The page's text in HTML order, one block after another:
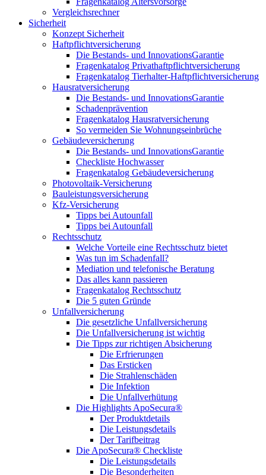
Vergleichsrechner
Sicherheit
Konzept Sicherheit
Haftpflichtversicherung
Die Bestands- und InnovationsGarantie
Fragenkatalog Privathaftpflichtversicherung
Fragenkatalog Tierhalter-Haftpflichtversicherung
Hausratversicherung
Die Bestands- und InnovationsGarantie
Schadenprävention
Fragenkatalog Hausratversicherung
So vermeiden Sie Wohnungseinbrüche
Gebäudeversicherung
Die Bestands- und InnovationsGarantie
Checkliste Hochwasser
Fragenkatalog Gebäudeversicherung
Photovoltaik-Versicherung
Bauleistungsversicherung
Kfz-Versicherung
Tipps bei Autounfall
Tipps bei Autounfall
Rechtsschutz
Welche Vorteile eine Rechtsschutz bietet
Was tun im Schadenfall?
Mediation und telefonische Beratung
Das alles kann passieren
Fragenkatalog Rechtsschutz
Die 5 guten Gründe
Unfallversicherung
Die gesetzliche Unfallversicherung
Die Unfallversicherung ist wichtig
Die Tipps zur richtigen Absicherung
Die Erfrierungen
Das Ersticken
Die Strahlenschäden
Die Infektion
Die Unfallverhütung
Die Highlights ApoSecura®
Der Produktdetails
Die Leistungsdetails
Der Tarifbeitrag
Die ApoSecura® Checkliste
Die Leistungsdetails
Die Besonderheiten